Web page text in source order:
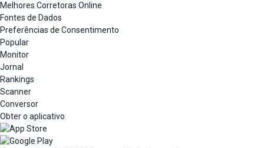
Melhores Corretoras Online
Fontes de Dados
Preferências de Consentimento
Popular
Monitor
Jornal
Rankings
Scanner
Conversor
Obter o aplicativo